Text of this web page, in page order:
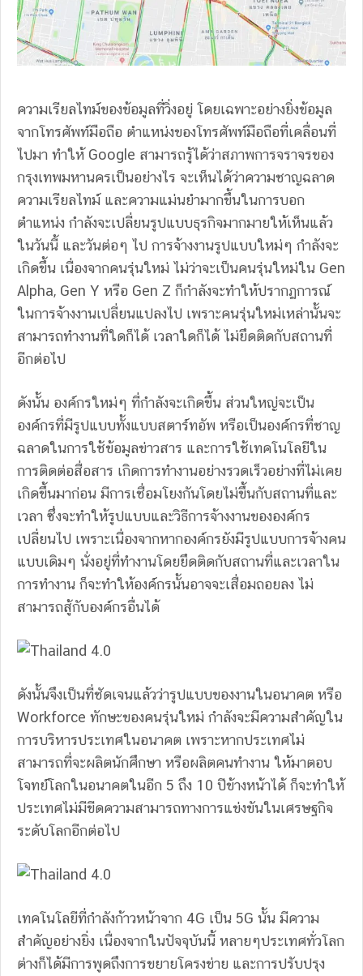
ความเรียลไทม์ของข้อมูลที่วิ่งอยู่ โดยเฉพาะอย่างยิ่งข้อมูล
จากโทรศัพท์มือถือ ตำแหน่งของโทรศัพท์มือถือที่เคลื่อนที่
ไปมา ทำให้ Google สามารถรู้ได้ว่าสภาพการจราจรของ
กรุงเทพมหานครเป็นอย่างไร จะเห็นได้ว่าความชาญฉลาด
ความเรียลไทม์ และความแม่นยำมากขึ้นในการบอก
ตำแหน่ง กำลังจะเปลี่ยนรูปแบบธุรกิจมากมายให้เห็นแล้ว
ในวันนี้ และวันต่อๆ ไป การจ้างงานรูปแบบใหม่ๆ กำลังจะ
เกิดขึ้น เนื่องจากคนรุ่นใหม่ ไม่ว่าจะเป็นคนรุ่นใหม่ใน Gen
Alpha, Gen Y หรือ Gen Z ก็กำลังจะทำให้ปรากฏการณ์
ในการจ้างงานเปลี่ยนแปลงไป เพราะคนรุ่นใหม่เหล่านั้นจะ
สามารถทำงานที่ใดก็ได้ เวลาใดก็ได้ ไม่ยึดติดกับสถานที่
อีกต่อไป
ดังนั้น องค์กรใหม่ๆ ที่กำลังจะเกิดขึ้น ส่วนใหญ่จะเป็น
องค์กรที่มีรูปแบบทั้งแบบสตาร์ทอัพ หรือเป็นองค์กรที่ชาญ
ฉลาดในการใช้ข้อมูลข่าวสาร และการใช้เทคโนโลยีใน
การติดต่อสื่อสาร เกิดการทำงานอย่างรวดเร็วอย่างที่ไม่เคย
เกิดขึ้นมาก่อน มีการเชื่อมโยงกันโดยไม่ขึ้นกับสถานที่และ
เวลา ซึ่งจะทำให้รูปแบบและวิธีการจ้างงานขององค์กร
เปลี่ยนไป เพราะเนื่องจากหากองค์กรยังมีรูปแบบการจ้างคน
แบบเดิมๆ นั่งอยู่ที่ทำงานโดยยึดติดกับสถานที่และเวลาใน
การทำงาน ก็จะทำให้องค์กรนั้นอาจจะเสื่อมถอยลง ไม่
สามารถสู้กับองค์กรอื่นได้
ดังนั้นจึงเป็นที่ชัดเจนแล้วว่ารูปแบบของงานในอนาคต หรือ
Workforce ทักษะของคนรุ่นใหม่ กำลังจะมีความสำคัญใน
การบริหารประเทศในอนาคต เพราะหากประเทศไม่
สามารถที่จะผลิตนักศึกษา หรือผลิตคนทำงาน ให้มาตอบ
โจทย์โลกในอนาคตในอีก 5 ถึง 10 ปีข้างหน้าได้ ก็จะทำให้
ประเทศไม่มีขีดความสามารถทางการแข่งขันในเศรษฐกิจ
ระดับโลกอีกต่อไป
เทคโนโลยีที่กำลังก้าวหน้าจาก 4G เป็น 5G นั้น มีความ
สำคัญอย่างยิ่ง เนื่องจากในปัจจุบันนี้ หลายๆประเทศทั่วโลก
ต่างก็ได้มีการพูดถึงการขยายโครงข่าย และการปรับปรุง